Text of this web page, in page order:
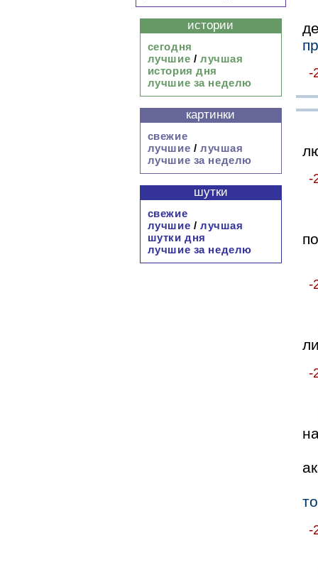
-
-
-
-
-
истории
сегодня
лучшие / лучшая
история дня
лучшие за неделю
картинки
свежие
лучшие / лучшая
лучшие за неделю
шутки
свежие
лучшие / лучшая
шутки дня
лучшие за неделю